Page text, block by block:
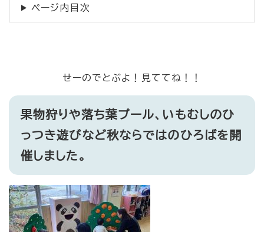
ページ内目次
せーのでとぶよ！見ててね！！
果物狩りや落ち葉プール、いもむしのひ
っつき遊びなど秋ならではのひろばを開
催しました。